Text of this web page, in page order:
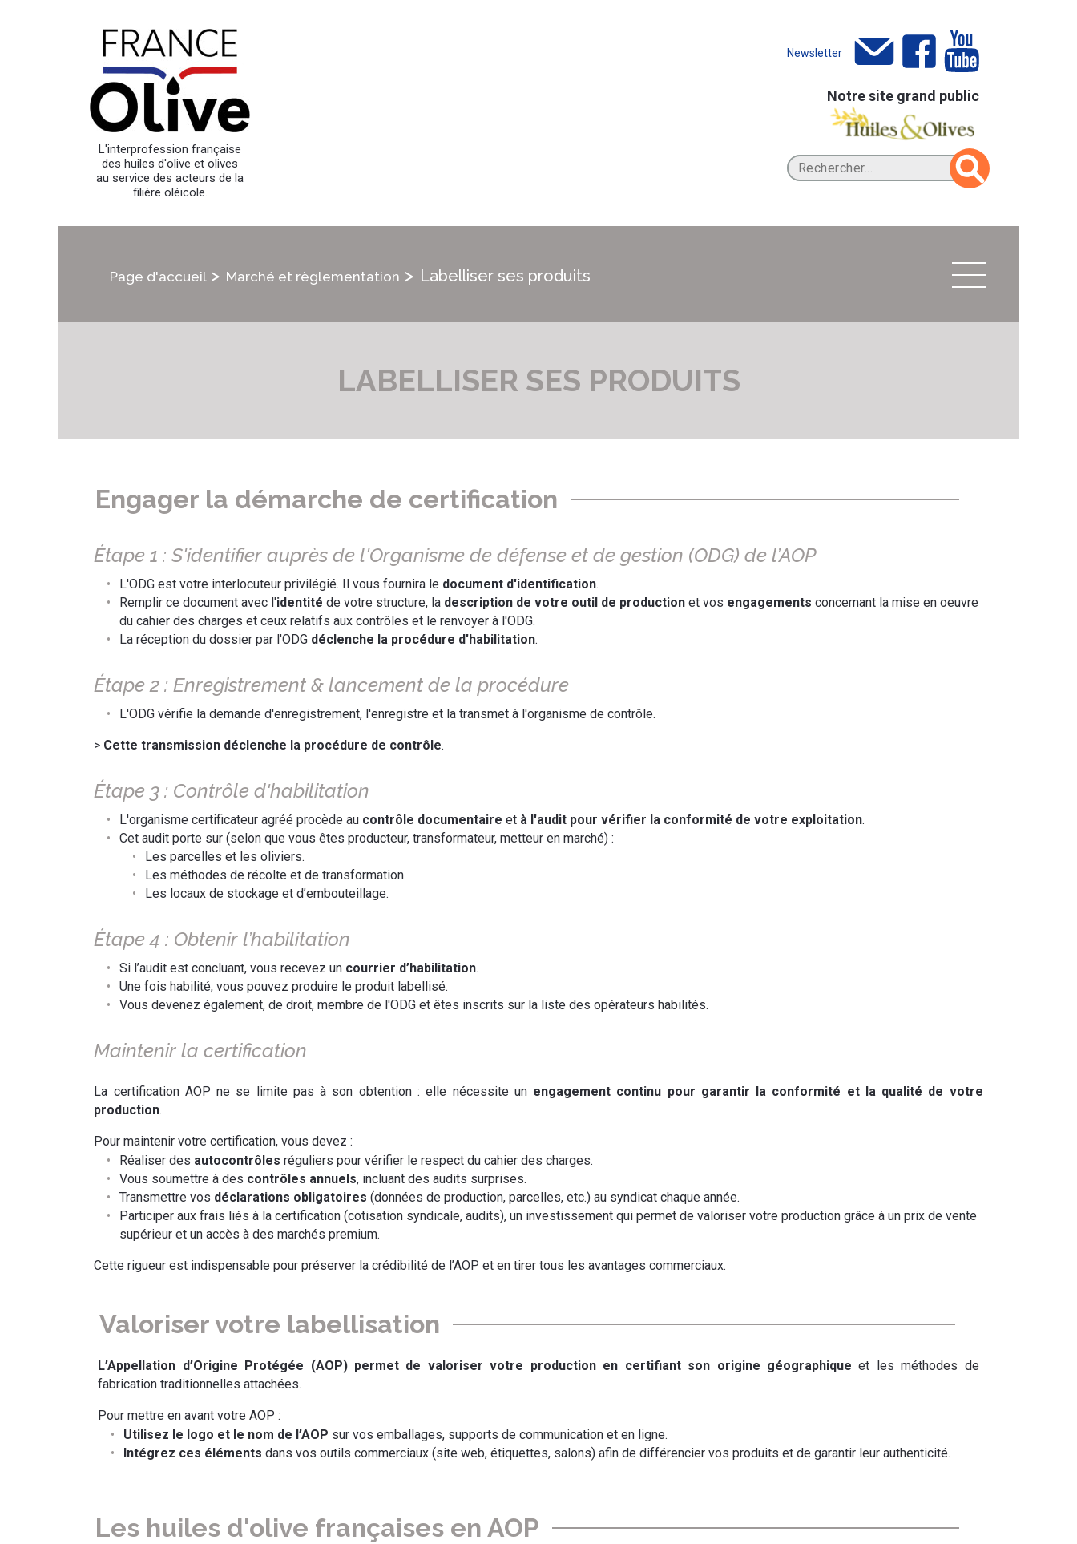
L'interprofession française
des huiles d'olive et olives
au service des acteurs de la
filière oléicole.
Newsletter
Notre site grand public
Page d'accueil > Marché et règlementation > Labelliser ses produits
LABELLISER SES PRODUITS
Engager la démarche de certification
Étape 1 : S'identifier auprès de l'Organisme de défense et de gestion (ODG) de l’AOP
L'ODG est votre interlocuteur privilégié. Il vous fournira le document d'identification.
Remplir ce document avec l'identité de votre structure, la description de votre outil de production et vos engagements concernant la mise en oeuvre
du cahier des charges et ceux relatifs aux contrôles et le renvoyer à l'ODG.
La réception du dossier par l'ODG déclenche la procédure d'habilitation.
Étape 2 : Enregistrement & lancement de la procédure
L'ODG vérifie la demande d'enregistrement, l'enregistre et la transmet à l'organisme de contrôle.
> Cette transmission déclenche la procédure de contrôle.
Étape 3 : Contrôle d'habilitation
L'organisme certificateur agréé procède au contrôle documentaire et à l'audit pour vérifier la conformité de votre exploitation.
Cet audit porte sur (selon que vous êtes producteur, transformateur, metteur en marché) :
Les parcelles et les oliviers.
Les méthodes de récolte et de transformation.
Les locaux de stockage et d’embouteillage.
Étape 4 : Obtenir l’habilitation
Si l’audit est concluant, vous recevez un courrier d’habilitation.
Une fois habilité, vous pouvez produire le produit labellisé.
Vous devenez également, de droit, membre de l'ODG et êtes inscrits sur la liste des opérateurs habilités.
Maintenir la certification
La certification AOP ne se limite pas à son obtention : elle nécessite un engagement continu pour garantir la conformité et la qualité de votre
production.
Pour maintenir votre certification, vous devez :
Réaliser des autocontrôlesréguliers pour vérifier le respect du cahier des charges.
Vous soumettre à des contrôles annuels, incluant des audits surprises.
Transmettre vos déclarations obligatoires (données de production, parcelles, etc.) au syndicat chaque année.
Participer aux frais liés à la certification (cotisation syndicale, audits), un investissement qui permet de valoriser votre production grâce à un prix de vente
supérieur et un accès à des marchés premium.
Cette rigueur est indispensable pour préserver la crédibilité de l’AOP et en tirer tous les avantages commerciaux.
Valoriser votre labellisation
L’Appellation d’Origine Protégée (AOP) permet de valoriser votre production en certifiant son origine géographiqueet les méthodes de
fabrication traditionnelles attachées.
Pour mettre en avant votre AOP :
Utilisez le logo et le nom de l’AOP sur vos emballages, supports de communication et en ligne.
Intégrez ces éléments dans vos outils commerciaux (site web, étiquettes, salons) afin de différencier vos produits et de garantir leur authenticité.
Les huiles d'olive françaises en AOP